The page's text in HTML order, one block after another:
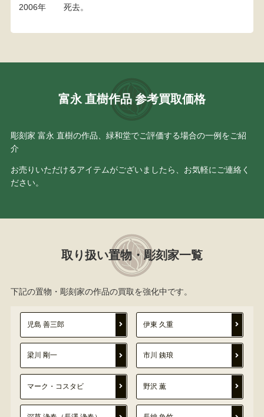
2006年
死去。
富永 直樹作品 参考買取価格
彫刻家 富永 直樹の作品、緑和堂でご評価する場合の一例をご紹
介
お売りいただけるアイテムがございましたら、お気軽にご連絡く
ださい。
取り扱い置物・彫刻家一覧
下記の置物・彫刻家の作品の買取を強化中です。
児島 善三郎 伊東 久重
梁川 剛一 市川 銕琅
マーク・コスタビ 野沢 薫